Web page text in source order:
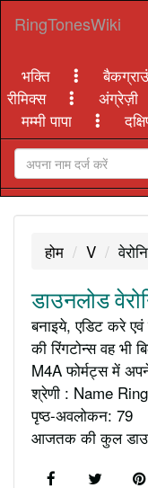
RingTonesWiki
भक्ति
रीमिक्स
अंग्रेज़ी
मम्मी पापा
होम V
डाउनलोड
बनाइये, एडिट करे
की रिंगटोन्स वह भी
M4A फोर्मट्स में
श्रेणी : Name
पृष्ठ-अवलोकन: 79
आजतक की कुल